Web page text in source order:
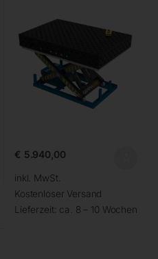
€ 5.940,00
inkl. MwSt.
Kostenloser Versand
Lieferzeit: ca. 8 – 10 Wochen